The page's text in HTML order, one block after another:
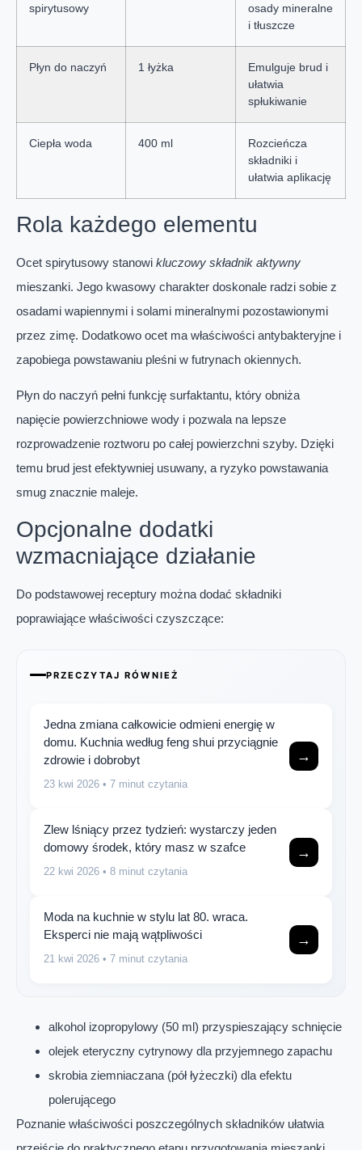
spirytusowy
osady mineralne
i tłuszcze
Płyn do naczyń 1 łyżka
Emulguje brud i
ułatwia
spłukiwanie
Ciepła woda 400 ml
Rozcieńcza
składniki i
ułatwia aplikację
Rola każdego elementu
Ocet spirytusowy stanowi kluczowy składnik aktywny
mieszanki. Jego kwasowy charakter doskonale radzi sobie z
osadami wapiennymi i solami mineralnymi pozostawionymi
przez zimę. Dodatkowo ocet ma właściwości antybakteryjne i
zapobiega powstawaniu pleśni w futrynach okiennych.
Płyn do naczyń pełni funkcję surfaktantu, który obniża
napięcie powierzchniowe wody i pozwala na lepsze
rozprowadzenie roztworu po całej powierzchni szyby. Dzięki
temu brud jest efektywniej usuwany, a ryzyko powstawania
smug znacznie maleje.
Opcjonalne dodatki
wzmacniające działanie
Do podstawowej receptury można dodać składniki
poprawiające właściwości czyszczące:
PRZECZYTAJ RÓWNIEŻ
Jedna zmiana całkowicie odmieni energię w
domu. Kuchnia według feng shui przyciągnie
zdrowie i dobrobyt
23 kwi 2026 • 7 minut czytania
→
Zlew lśniący przez tydzień: wystarczy jeden
domowy środek, który masz w szafce
22 kwi 2026 • 8 minut czytania
→
Moda na kuchnie w stylu lat 80. wraca.
Eksperci nie mają wątpliwości
21 kwi 2026 • 7 minut czytania
→
alkohol izopropylowy (50 ml) przyspieszający schnięcie
olejek eteryczny cytrynowy dla przyjemnego zapachu
skrobia ziemniaczana (pół łyżeczki) dla efektu
polerującego
Poznanie właściwości poszczególnych składników ułatwia